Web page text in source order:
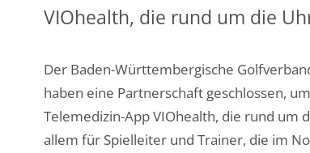
VIOhealth, die rund um die
Der Baden-Württembergische
haben eine Partnerschaft geschlossen,
Telemedizin-App VIOhealth, die rund um
allem für Spielleiter und Trainer, die im